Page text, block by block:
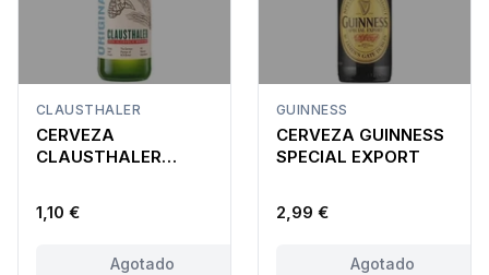
CLAUSTHALER
CERVEZA
CLAUSTHALER
1,10 €
Agotado
GUINNESS
CERVEZA GUINNESS
SPECIAL EXPORT
2,99 €
Agotado